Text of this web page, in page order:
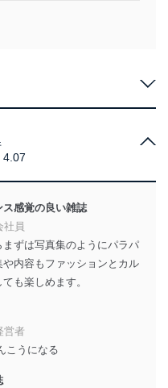
4.07
感覚の良い雑誌
社員
ずは写真集のようにパラパ
内容もファッションとカル
も楽しめます。
営者
こうになる